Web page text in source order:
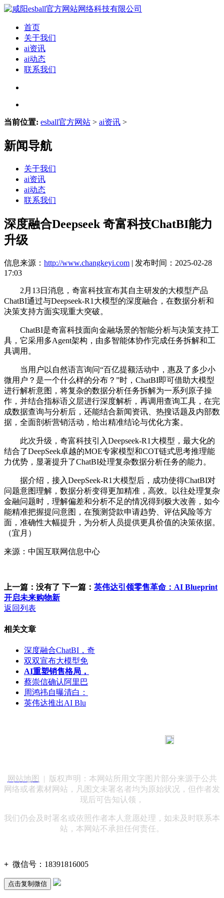
首页
关于我们
ai资讯
ai动态
联系我们
当前位置: esball官方网站 > ai资讯 >
新闻导航
关于我们
ai资讯
ai动态
联系我们
深度融合Deepseek 奇富科技ChatBI能力
升级
信息来源： http://www.changkeyi.com | 发布时间：2025-02-28
17:03
2月13日消息，奇富科技宣布其自主研发的大模型产品
ChatBI通过与Deepseek-R1大模型的深度融合，在数据分析和
决策支持方面实现重大突破。
ChatBI是奇富科技面向金融场景的智能分析与决策支持工
具，它采用多Agent架构，由多智能体协作完成任务拆解和工
具调用。
当用户以自然语言询问“百亿提额活动中，惠及了多少小
微用户？是一个什么样的分布？”时，ChatBI即可借助大模型
进行解析意图，将复杂的数据分析任务拆解为一系列原子操
作，并结合指标语义层进行深度解析，再调用查询工具，在完
成数据查询与分析后，还能结合新闻资讯、热搜话题及内部数
据，全面剖析营销活动，给出精准结论与优化方案。
此次升级，奇富科技引入Deepseek-R1大模型，最大化的
结合了DeepSeek卓越的MOE专家模型和COT链式思考推理能
力优势，显著提升了ChatBI处理复杂数据分析任务的能力。
据介绍，接入DeepSeek-R1大模型后，成功使得ChatBI对
问题意图理解，数据分析变得更加精准，高效。以往处理复杂
金融问题时，理解偏差和分析不足的情况得到极大改善，如今
能精准把握提问意图，在预测贷款申请趋势、评估风险等方
面，准确性大幅提升，为分析人员提供更具价值的决策依据。
（宜月）
来源：中国互联网信息中心
上一篇：没有了 下一篇： 英伟达引领零售革命：AI Blueprint
开启未来购物新
返回列表
相关文章
深度融合ChatBI，奇
双双宣布大模型免
AI重塑销售格局，
蔡崇信确认阿里巴
周鸿祎自曝清白：
英伟达推出AI Blu
网站地图
| 版权声明：本网站所用文字图片部分来源于公共
网络或者素材网站，凡图文未署名者均为原始状况，但作者发
现后可告知认领，
我们仍会及时署名或依照作者本人意愿处理，如未及时联系本
站，本网站不承担任何责任。
+ 微信号： 18391816005
点击复制微信